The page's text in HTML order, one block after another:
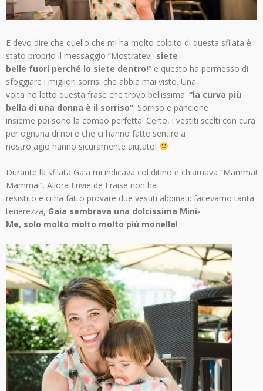
E devo dire che quello che mi ha molto colpito di questa sfilata è
stato proprio il messaggio “Mostratevi: siete
belle fuori perché lo siete dentro!” e questo ha permesso di
sfoggiare i migliori sorrisi che abbia mai visto. Una
volta ho letto questa frase che trovo bellissima: “la curva più
bella di una donna è il sorriso”. Sorriso e pancione
insieme poi sono la combo perfetta! Certo, i vestiti scelti con cura
per ognuna di noi e che ci hanno fatte sentire a
nostro agio hanno sicuramente aiutato!
Durante la sfilata Gaia mi indicava col ditino e chiamava “Mamma!
Mamma!”. Allora Envie de Fraise non ha
resistito e ci ha fatto provare due vestiti abbinati: facevamo tanta
tenerezza, Gaia sembrava una dolcissima Mini-
Me, solo molto molto molto più monella!